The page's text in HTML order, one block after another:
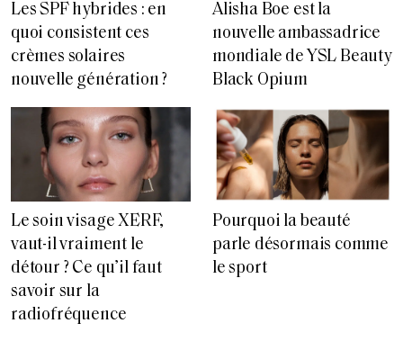
Les SPF hybrides : en
quoi consistent ces
crèmes solaires
nouvelle génération ?
Alisha Boe est la
nouvelle ambassadrice
mondiale de YSL Beauty
Black Opium
Le soin visage XERF,
vaut-il vraiment le
détour ? Ce qu’il faut
savoir sur la
radiofréquence
Pourquoi la beauté
parle désormais comme
le sport